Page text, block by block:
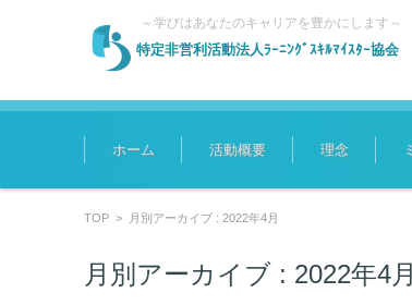
特定非営利活動法人ﾗｰﾆﾝｸﾞｽｷﾙﾏｲｽﾀｰ協会
～学びはあなたのキャリアを豊かにします～
コンテンツに移動
ホーム 活動概要 理念
TOP > 月別アーカイブ : 2022年4月
月別アーカイブ : 2022年4月